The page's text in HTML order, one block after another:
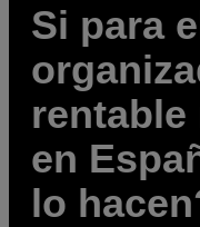
Si para
en
lo